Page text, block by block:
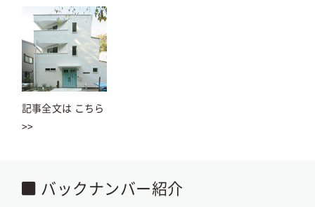
記事全文は こちら
>>
バックナンバー紹介